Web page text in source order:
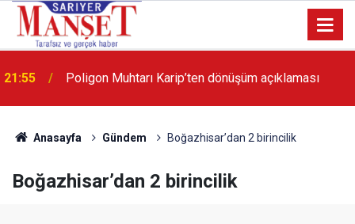
13:36 'Poligon'da İstanbul'a örnek proje gerçekleştirilecek'
Anasayfa Gündem Boğazhisar’dan 2 birincilik
Boğazhisar’dan 2 birincilik